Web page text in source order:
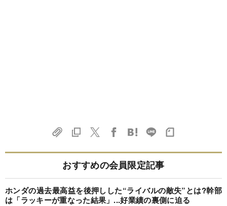
おすすめの会員限定記事
ホンダの過去最高益を後押しした“ライバルの敵失”とは?幹部
は「ラッキーが重なった結果」...好業績の裏側に迫る